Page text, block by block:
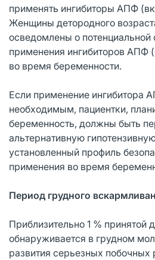
применять ингибиторы АПФ
Женщины детородного
осведомлены о потенциальной
применения ингибиторов АПФ
во время беременности.
Если применение ингибитора
необходимым, пациентки,
беременность, должны быть
альтернативную
установленный профиль
применения во время
Период грудного
Приблизительно 1 % принятой
обнаруживается в грудном
развития серьезных побочных